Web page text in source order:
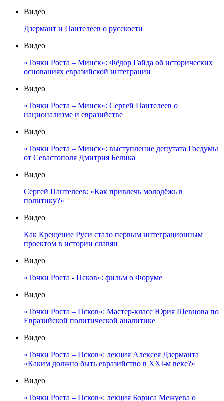
Видео
Дзермант и Пантелеев о русскости
Видео
«Точки Роста – Минск»: Фёдор Гайда об исторических
основаниях евразийской интеграции
Видео
«Точки Роста – Минск»: Сергей Пантелеев о
национализме и евразийстве
Видео
«Точки Роста – Минск»: выступление депутата Госдумы
от Севастополя Дмитрия Белика
Видео
Сергей Пантелеев: «Как привлечь молодёжь в
политику?»
Видео
Как Крещение Руси стало первым интеграционным
проектом в истории славян
Видео
«Точки Роста - Псков»: фильм о Форуме
Видео
«Точки Роста – Псков»: Мастер-класс Юрия Шевцова по
Евразийской политической аналитике
Видео
«Точки Роста – Псков»: лекция Алексея Дзерманта
«Каким должно быть евразийство в XXI-м веке?»
Видео
«Точки Роста – Псков»: лекция Бориса Межуева о